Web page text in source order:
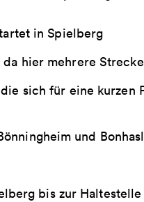
in Spielberg
hier mehrere
sich für eine kurzen
und
bis zur